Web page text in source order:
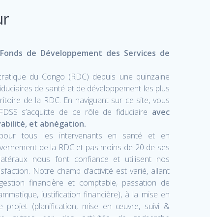
Fonds de Développement des Services de
du Congo (RDC) depuis une quinzaine
de santé et de développement les plus
de la RDC. En naviguant sur ce site, vous
s’acquitte de ce rôle de fiduciaire avec
et abnégation.
tous les intervenants en santé et en
de la RDC et pas moins de 20 de ses
nous font confiance et utilisent nos
Notre champ d’activité est varié, allant
financière et comptable, passation de
justification financière), à la mise en
(planification, mise en œuvre, suivi &